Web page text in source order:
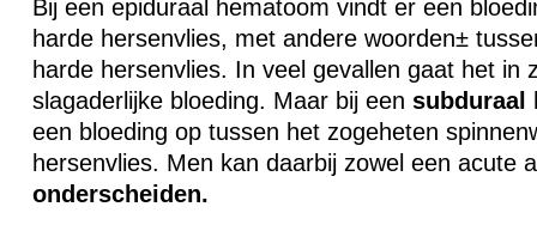
Bij een epiduraal hematoom vindt er een
harde hersenvlies, met andere woorden±
harde hersenvlies. In veel gevallen gaat het in
slagaderlijke bloeding. Maar bij een subduraal
een bloeding op tussen het zogeheten
hersenvlies. Men kan daarbij zowel een acute
onderscheiden.